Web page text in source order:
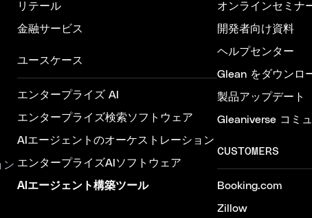
ン
リテール
金融サービス
ユースケース
エンタープライズ AI
エンタープライズ検索ソフトウェア
AIエージェントのオーケストレーション
エンタープライズAIソフトウェア
AIエージェント構築ツール
オンラインセミナ
開発者向け資料
ヘルプセンター
Glean をダウンロ
製品アップデート
Gleaniverse コミ
CUSTOMERS
Booking.com
Zillow